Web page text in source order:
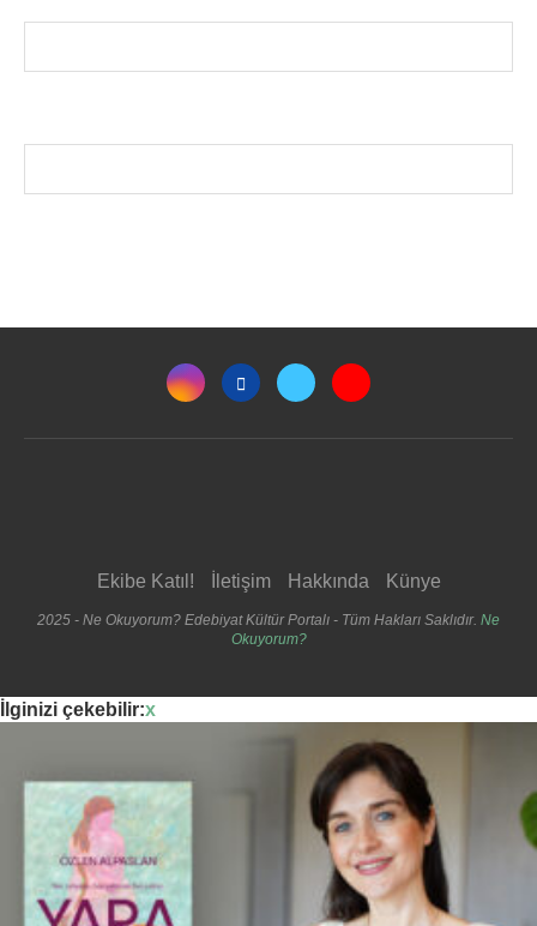
Ekibe Katıl! İletişim Hakkında Künye
2025 - Ne Okuyorum? Edebiyat Kültür Portalı - Tüm Hakları Saklıdır. Ne
Okuyorum?
İlginizi çekebilir:x